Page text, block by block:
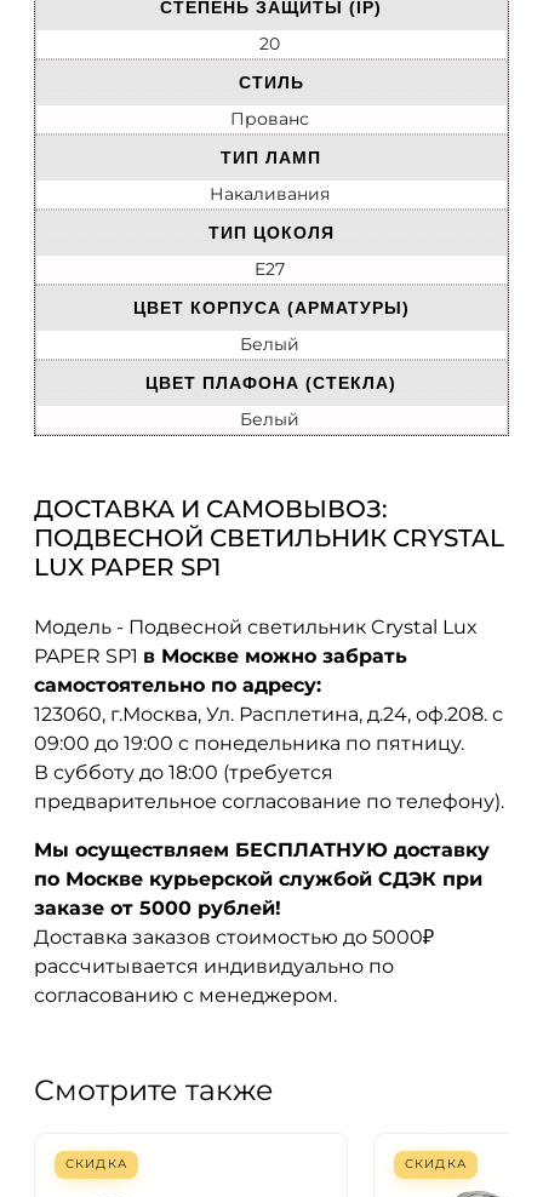
СТЕПЕНЬ ЗАЩИТЫ (IP)
20
СТИЛЬ
Прованс
ТИП ЛАМП
Накаливания
ТИП ЦОКОЛЯ
E27
ЦВЕТ КОРПУСА (АРМАТУРЫ)
Белый
ЦВЕТ ПЛАФОНА (СТЕКЛА)
Белый
ДОСТАВКА И САМОВЫВОЗ:
ПОДВЕСНОЙ СВЕТИЛЬНИК CRYSTAL
LUX PAPER SP1
Модель - Подвесной светильник Crystal Lux
PAPER SP1 в Москве можно забрать
самостоятельно по адресу:
123060, г.Москва, Ул. Расплетина, д.24, оф.208. с
09:00 до 19:00 с понедельника по пятницу.
В субботу до 18:00 (требуется
предварительное согласование по телефону).
Мы осуществляем БЕСПЛАТНУЮ доставку
по Москве курьерской службой СДЭК при
заказе от 5000 рублей!
Доставка заказов стоимостью до 5000₽
рассчитывается индивидуально по
согласованию с менеджером.
Смотрите также
СКИДКА СКИДКА